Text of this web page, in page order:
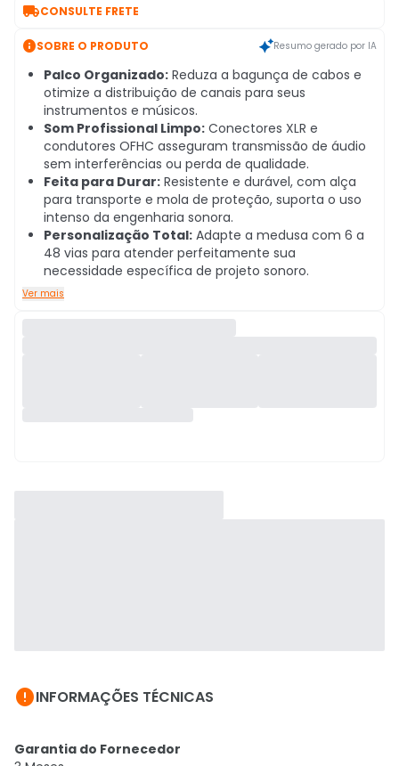
CONSULTE FRETE
SOBRE O PRODUTO Resumo gerado por IA
Palco Organizado: Reduza a bagunça de cabos e
otimize a distribuição de canais para seus
instrumentos e músicos.
Som Profissional Limpo: Conectores XLR e
condutores OFHC asseguram transmissão de áudio
sem interferências ou perda de qualidade.
Feita para Durar: Resistente e durável, com alça
para transporte e mola de proteção, suporta o uso
intenso da engenharia sonora.
Personalização Total: Adapte a medusa com 6 a
48 vias para atender perfeitamente sua
necessidade específica de projeto sonoro.
Ver mais
INFORMAÇÕES TÉCNICAS
Garantia do Fornecedor